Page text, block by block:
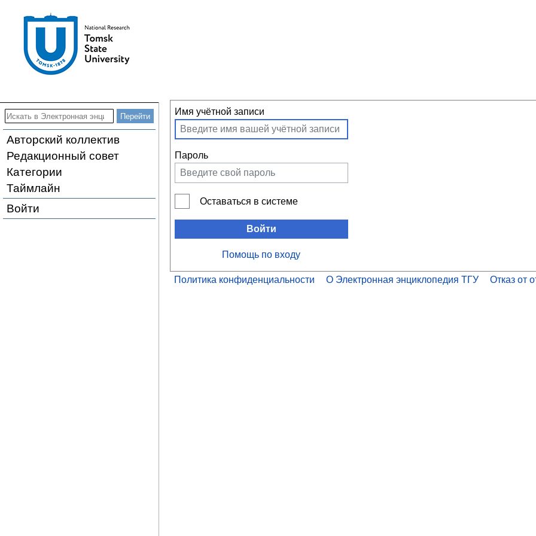
Авторский коллектив
Редакционный совет
Категории
Таймлайн
Войти
Имя учётной записи
Пароль
Оставаться в системе
Войти
Помощь по входу
Политика конфиденциальности О Электронная энциклопедия ТГУ Отказ от